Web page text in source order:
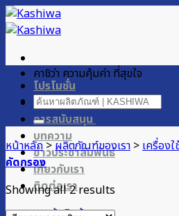
ข้าม
ไป
เนื้อหา
โปรโมชั่น
ผลิตภัณฑ์ของเรา
การสนับสนุน
บทความ
ข่าวประชาสัมพันธ์
เกี่ยวกับเรา
ติดต่อเรา
คาชิว่า ความคุ้มค่า ที่สุขใจ
ค้นหา:
หน้าหลัก>ผลิตภัณฑ์ของเรา >เครื่อง
คัดกรอง
Showing all 2 results
by